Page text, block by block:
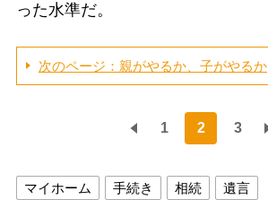
った水準だ。
次のページ：親がやるか、子がやるか
1 2 3
マイホーム 手続き 相続 遺言